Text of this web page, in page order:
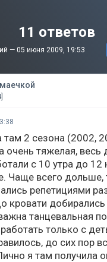
11 ответов
— 05 июня 2009, 19:53
там 2 сезона (2002,
очень тяжелая, весь
с 10 утра до 12
Чаще всего дольше,
репетициями
кровати добирались
танцевальная
работать только с
до сих пор
я там получила